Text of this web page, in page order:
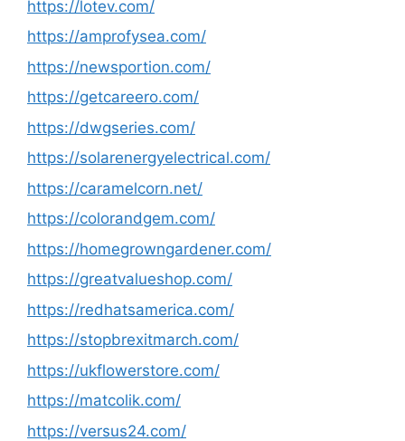
https://lotev.com/
https://amprofysea.com/
https://newsportion.com/
https://getcareero.com/
https://dwgseries.com/
https://solarenergyelectrical.com/
https://caramelcorn.net/
https://colorandgem.com/
https://homegrowngardener.com/
https://greatvalueshop.com/
https://redhatsamerica.com/
https://stopbrexitmarch.com/
https://ukflowerstore.com/
https://matcolik.com/
https://versus24.com/